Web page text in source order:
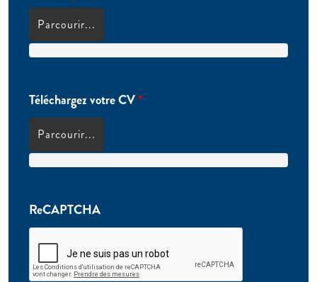
Parcourir...
Téléchargez votre CV*
Parcourir...
ReCAPTCHA